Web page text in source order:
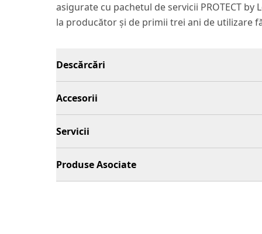
asigurate cu pachetul de servicii PROTECT by
la producător și de primii trei ani de utilizare
Descărcări
Accesorii
Servicii
Produse Asociate